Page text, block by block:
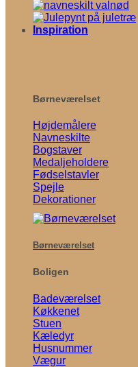
Inspiration
Børneværelset
Højdemålere
Navneskilte
Bogstaver
Medaljeholdere
Fødselstavler
Spejle
Dekorationer
Børneværelset
Boligen
Badeværelset
Køkkenet
Stuen
Kæledyr
Husnummer
Vægur